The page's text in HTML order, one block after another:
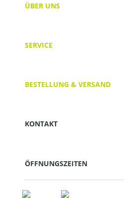
ÜBER UNS
SERVICE
BESTELLUNG & VERSAND
KONTAKT
ÖFFNUNGSZEITEN